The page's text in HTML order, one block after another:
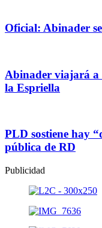
Oficial: Abinader
Abinader viajará a
la Espriella
PLD sostiene hay
pública de RD
Publicidad